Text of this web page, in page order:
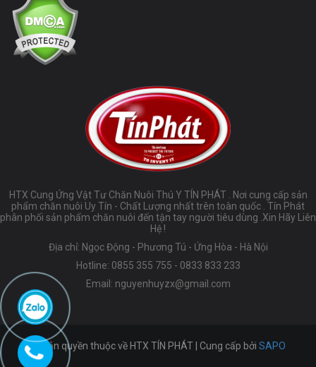
HTX Cung Ứng Vật Tư Chăn Nuôi Thú Y TÍN PHÁT . Nơi cung cấp sản
phẩm chăn nuôi Uy Tín - Chất Lượng nhất trên toàn quốc . Tín Phát
phân phối sản phẩm chăn nuôi đến tận tay người tiêu dùng .Xin Hãy Liên
Hệ !
Địa chỉ: Ngọc Động - Phương Tú - Ứng Hòa - Hà Nội
Hotline: 0855 355 755 - 0833 833 233
Email: nguyenhuyzx@gmail.com
© Bản quyền thuộc về HTX TÍN PHÁT | Cung cấp bởi SAPO